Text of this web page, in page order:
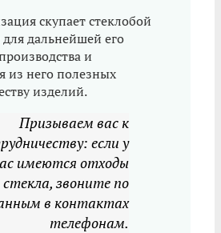
скупает стеклобой
дальнейшей его
и
из него полезных
изделий.
Призываем вас к
если у
имеются отходы
стекла, звоните по
в контактах
телефонам.